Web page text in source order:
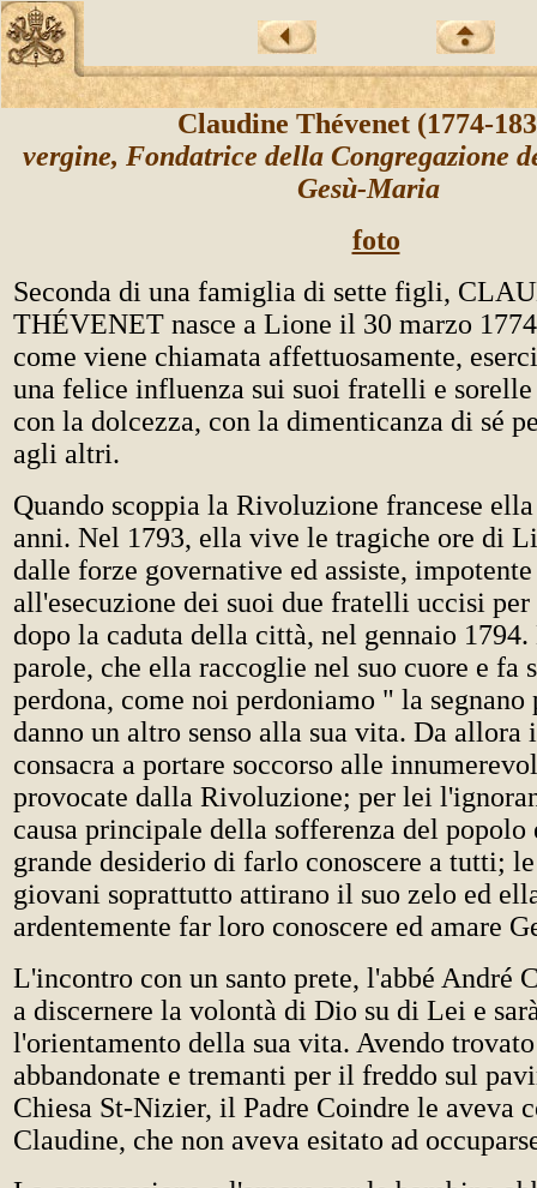
Claudine Thévenet (1774-
vergine, Fondatrice della Congregazione
Gesù-Maria
foto
Seconda di una famiglia di sette figli,
THÉVENET nasce a Lione il 30 marzo
come viene chiamata affettuosamente,
una felice influenza sui suoi fratelli e
con la dolcezza, con la dimenticanza di sé
agli altri.
Quando scoppia la Rivoluzione francese
anni. Nel 1793, ella vive le tragiche ore di
dalle forze governative ed assiste,
all'esecuzione dei suoi due fratelli uccisi per
dopo la caduta della città, nel gennaio
parole, che ella raccoglie nel suo cuore e fa
perdona, come noi perdoniamo " la segnano
danno un altro senso alla sua vita. Da allora
consacra a portare soccorso alle
provocate dalla Rivoluzione; per lei
causa principale della sofferenza del
grande desiderio di farlo conoscere a tutti;
giovani soprattutto attirano il suo zelo ed
ardentemente far loro conoscere ed amare
L'incontro con un santo prete, l'abbé André
a discernere la volontà di Dio su di Lei e
l'orientamento della sua vita. Avendo
abbandonate e tremanti per il freddo sul
Chiesa St-Nizier, il Padre Coindre le aveva
Claudine, che non aveva esitato ad